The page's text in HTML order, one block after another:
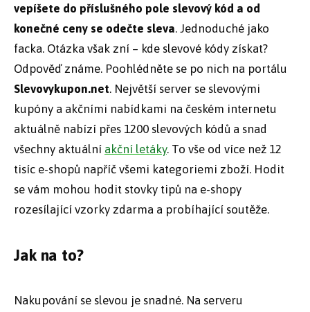
vepíšete do příslušného pole slevový kód a od
konečné ceny se odečte sleva. Jednoduché jako
facka. Otázka však zní – kde slevové kódy získat?
Odpověď známe. Poohlédněte se po nich na portálu
Slevovykupon.net. Největší server se slevovými
kupóny a akčními nabídkami na českém internetu
aktuálně nabízí přes 1200 slevových kódů a snad
všechny aktuální akční letáky. To vše od více než 12
tisíc e-shopů napříč všemi kategoriemi zboží. Hodit
se vám mohou hodit stovky tipů na e-shopy
rozesílající vzorky zdarma a probíhající soutěže.
Jak na to?
Nakupování se slevou je snadné. Na serveru